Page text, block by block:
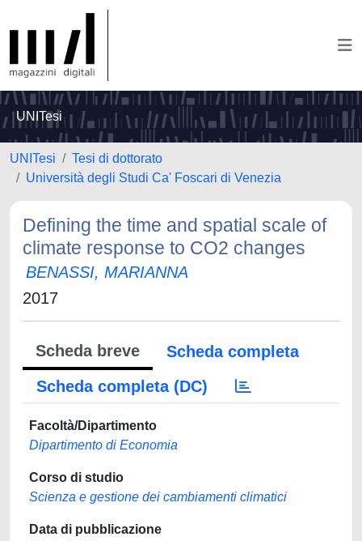
UNITesi
UNITesi
Tesi di dottorato
Università degli Studi Ca' Foscari di Venezia
Defining the time and spatial scale of
climate response to CO2 changes
BENASSI, MARIANNA
2017
Scheda breve
Scheda completa
Scheda completa (DC)
Facoltà/Dipartimento
Dipartimento di Economia
Corso di studio
Scienza e gestione dei cambiamenti climatici
Data di pubblicazione